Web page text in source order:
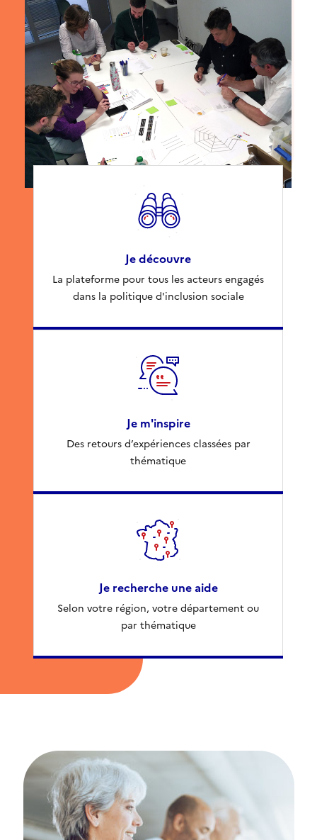
Je découvre
La plateforme pour tous les acteurs engagés
dans la politique d'inclusion sociale
Je m'inspire
Des retours d’expériences classées par
thématique
Je recherche une aide
Selon votre région, votre département ou
par thématique